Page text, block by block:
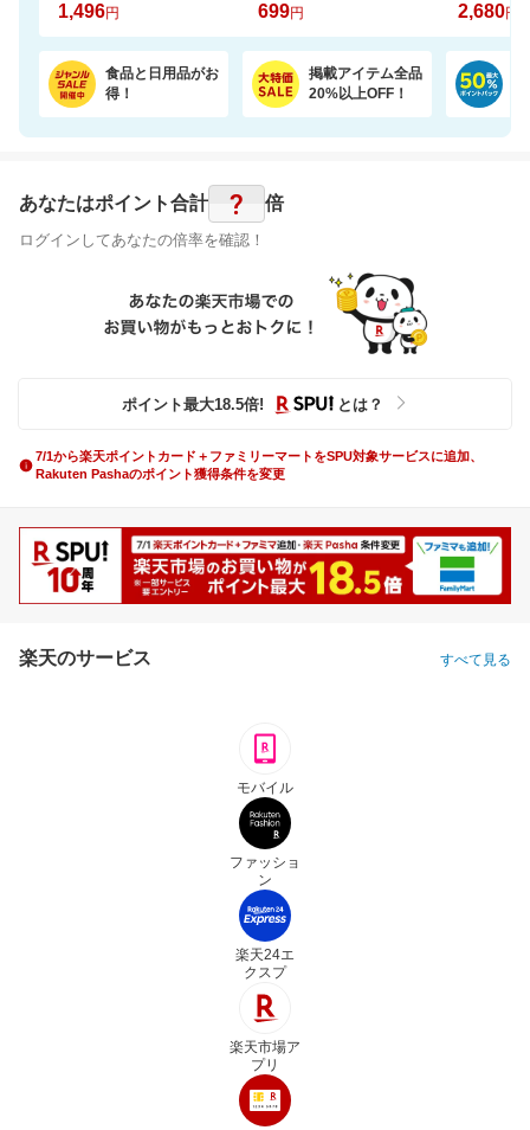
1,496円 699円 2,680円
食品と日用品がお
得！
掲載アイテム全品
20%以上OFF！
あなたはポイント合計 ? 倍
ログインしてあなたの倍率を確認！
ポイント最大18.5倍! とは？
7/1から楽天ポイントカード＋ファミリーマートをSPU対象サービスに追加、
Rakuten Pashaのポイント獲得条件を変更
楽天のサービス すべて見る
モバイル
ファッショ
ン
楽天24エ
クスプ
楽天市場ア
プリ